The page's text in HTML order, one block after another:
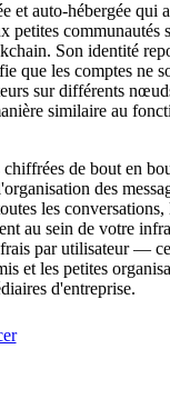
et auto-hébergée qui
communautés
Son identité
que les comptes ne
sur différents
similaire au
de bout en
des
les
au sein de votre
par utilisateur —
et les petites
d'entreprise.